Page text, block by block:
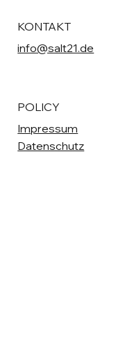
KONTAKT
info@salt21.de
POLICY
Impressum
Datenschutz